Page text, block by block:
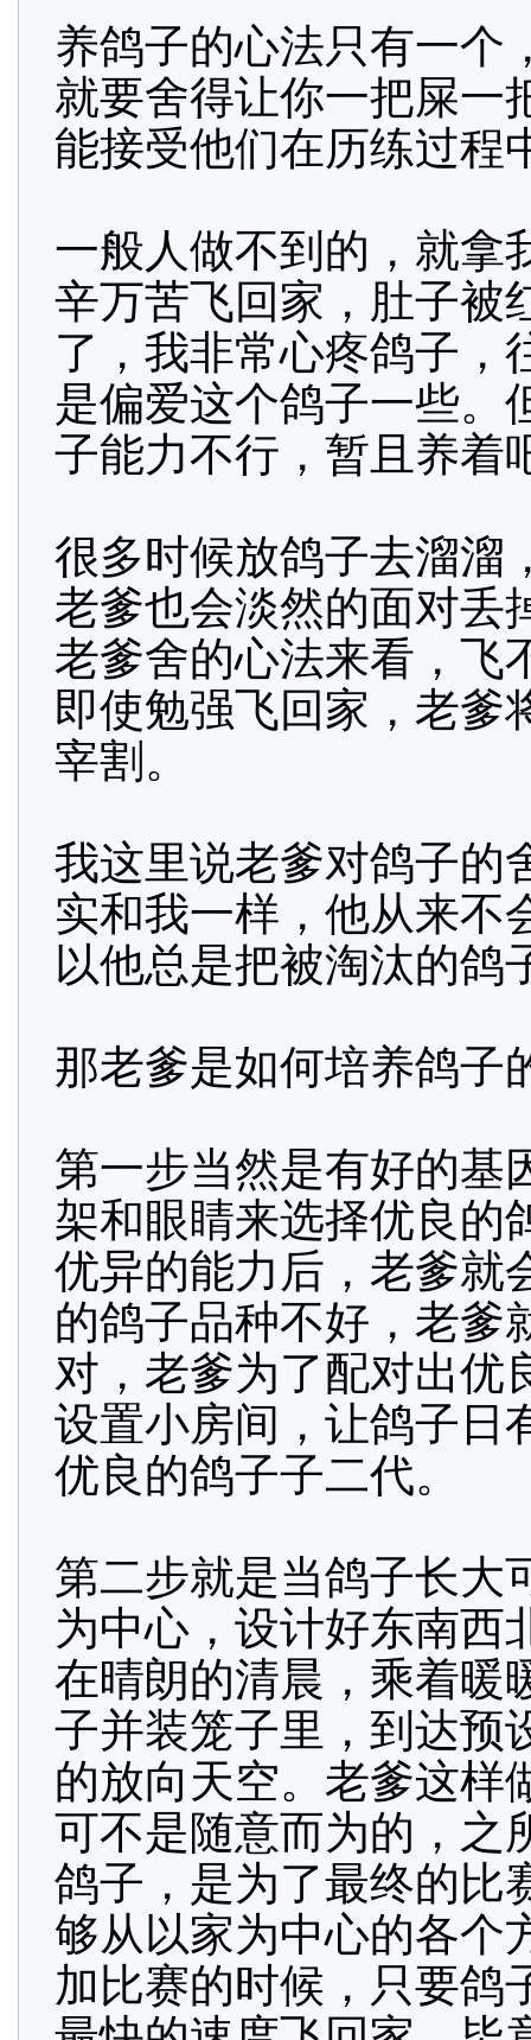
养鸽子的心法只有一个
就要舍得让你一把屎一
能接受他们在历练过程
一般人做不到的，就拿
辛万苦飞回家，肚子被
了，我非常心疼鸽子，
是偏爱这个鸽子一些。
子能力不行，暂且养着
很多时候放鸽子去溜溜
老爹也会淡然的面对丢
老爹舍的心法来看，飞
即使勉强飞回家，老爹
宰割。
我这里说老爹对鸽子的
实和我一样，他从来不
以他总是把被淘汰的鸽
那老爹是如何培养鸽子
第一步当然是有好的基
架和眼睛来选择优良的
优异的能力后，老爹就
的鸽子品种不好，老爹
对，老爹为了配对出优
设置小房间，让鸽子日
优良的鸽子子二代。
第二步就是当鸽子长大
为中心，设计好东南西
在晴朗的清晨，乘着暖
子并装笼子里，到达预
的放向天空。老爹这样
可不是随意而为的，之
鸽子，是为了最终的比
够从以家为中心的各个
加比赛的时候，只要鸽